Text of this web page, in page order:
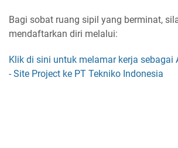
Bagi sobat ruang sipil yang berminat,
mendaftarkan diri melalui:
Klik di sini untuk melamar kerja sebagai
- Site Project ke PT Tekniko Indonesia